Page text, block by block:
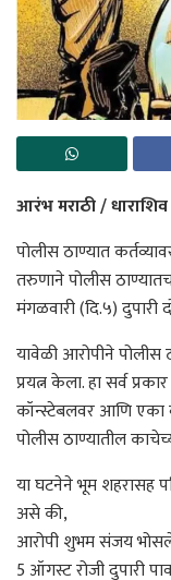
आरंभ मराठी / धाराशिव
पोलीस ठाण्यात
तरुणाने पोलीस
मंगळवारी (दि.५) दुपारी
यावेळी आरोपीने पोलीस
प्रयत्न केला. हा सर्व
कॉन्स्टेबलवर आणि एका
पोलीस ठाण्यातील
या घटनेने भूम शहरासह
असे की,
आरोपी शुभम संजय भोसले
5 ऑगस्ट रोजी दुपारी